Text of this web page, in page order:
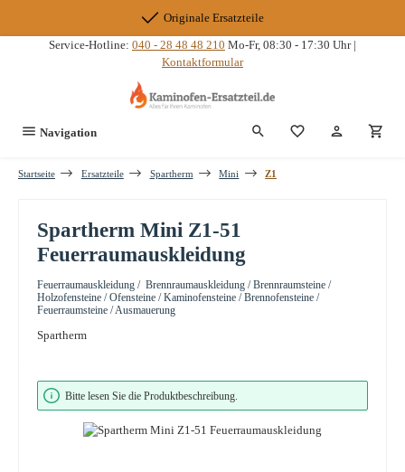
Originale Ersatzteile
Service-Hotline: 040 - 28 48 48 210 Mo-Fr, 08:30 - 17:30 Uhr |
Kontaktformular
Navigation Du hast 0
Startseite Ersatzteile Spartherm Mini Z1
Spartherm Mini Z1-51
Feuerraumauskleidung
Feuerraumauskleidung / Brennraumauskleidung / Brennraumsteine /
Holzofensteine / Ofensteine / Kaminofensteine / Brennofensteine /
Feuerraumsteine / Ausmauerung
Spartherm
Bildergalerie überspringen
Bitte lesen Sie die Produktbeschreibung.